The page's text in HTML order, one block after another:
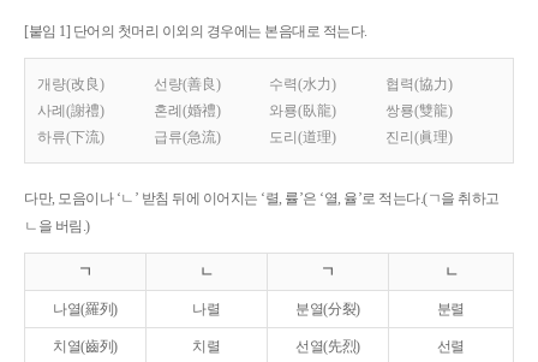
[붙임 1] 단어의 첫머리 이외의 경우에는 본음대로 적는다.
개량(改良) 선량(善良) 수력(水力)
협력(協力)
사례(謝禮)
혼례(婚禮) 와룡(臥龍)
쌍룡(雙龍)
하류(下流)
급류(急流) 도리(道理) 진리(眞理)
다만, 모음이나 ‘ㄴ’ 받침 뒤에 이어지는 ‘렬, 률’은 ‘열, 율’로 적는다.(ㄱ을 취하고
ㄴ을 버림.)
ㄱ ㄴ ㄱ ㄴ
나열(羅列) 나렬 분열(分裂) 분렬
치열(齒列) 치렬 선열(先烈) 선렬